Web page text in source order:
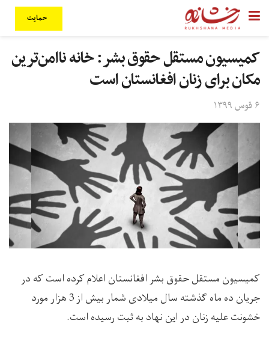
حمایت
کمیسیون مستقل حقوق بشر: خانه ناامن‌ترین
مکان برای زنان افغانستان است
۶ قوس ۱۳۹۹
کمیسیون مستقل حقوق بشر افغانستان اعلام کرده است که در
جریان ده ماه گذشته سال میلادی شمار بیش از 3 هزار مورد
خشونت علیه زنان در این نهاد به ثبت رسیده است.